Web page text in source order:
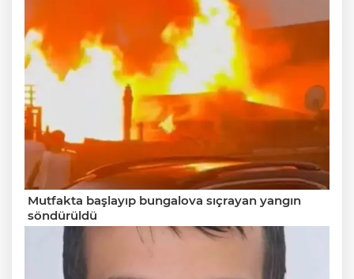
Mutfakta başlayıp bungalova sıçrayan yangın
söndürüldü